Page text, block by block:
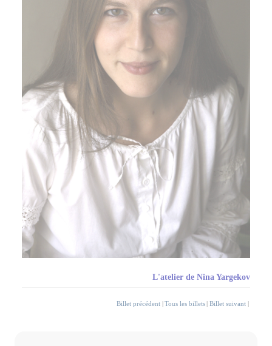
L'atelier de Nina Yargekov
Billet précédent |Tous les billets | Billet suivant |